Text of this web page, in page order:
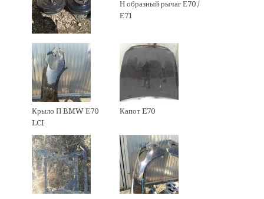
Н образный рычаг Е70 /
Е71
Крыло П BMW Е70
LCI
Капот E70